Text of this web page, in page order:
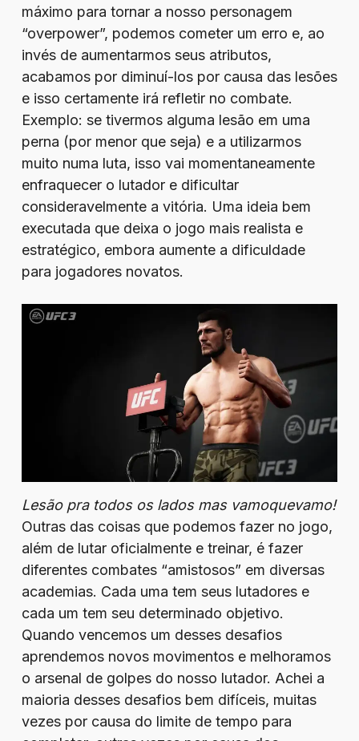
máximo para tornar a nosso personagem
“overpower”, podemos cometer um erro e, ao
invés de aumentarmos seus atributos,
acabamos por diminuí-los por causa das lesões
e isso certamente irá refletir no combate.
Exemplo: se tivermos alguma lesão em uma
perna (por menor que seja) e a utilizarmos
muito numa luta, isso vai momentaneamente
enfraquecer o lutador e dificultar
consideravelmente a vitória. Uma ideia bem
executada que deixa o jogo mais realista e
estratégico, embora aumente a dificuldade
para jogadores novatos.
Lesão pra todos os lados mas vamoquevamo!
Outras das coisas que podemos fazer no jogo,
além de lutar oficialmente e treinar, é fazer
diferentes combates “amistosos” em diversas
academias. Cada uma tem seus lutadores e
cada um tem seu determinado objetivo.
Quando vencemos um desses desafios
aprendemos novos movimentos e melhoramos
o arsenal de golpes do nosso lutador. Achei a
maioria desses desafios bem difíceis, muitas
vezes por causa do limite de tempo para